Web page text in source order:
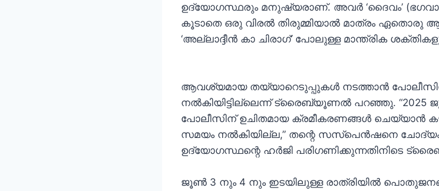
ഉദ്യോഗസ്ഥരും മനുഷ്യരാണ്. അവർ ‘ദൈവം’
കൂടാതെ ഒരു വിരൽ തിരുമ്മിയാൽ മാത്രം ഏതൊരു
‘അല്ലാദ്ദീൻ കാ ചിരാഗ്’ പോലുള്ള മാന്ത്രിക
ആവശ്യമായ തയ്യാറെടുപ്പുകൾ നടത്താൻ
നൽകിയിട്ടില്ലെന്ന് ട്രൈബ്യൂണൽ പറഞ്ഞു.
പോലീസിന് ഉചിതമായ ക്രമീകരണങ്ങൾ ചെയ്യാൻ
സമയം നൽകിയില്ല,” തന്റെ സസ്‌പെൻഷനെ
ഉദ്യോഗസ്ഥന്റെ ഹർജി പരിഗണിക്കുന്നതിനിടെ
ജൂൺ 3 നും 4 നും ഇടയിലുള്ള രാത്രിയിൽ